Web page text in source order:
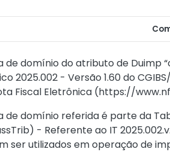
de domínio do atributo de Duimp
2025.002 - Versão 1.60 do
Fiscal Eletrônica (https://
de domínio referida é parte da
- Referente ao IT
ser utilizados em operação de